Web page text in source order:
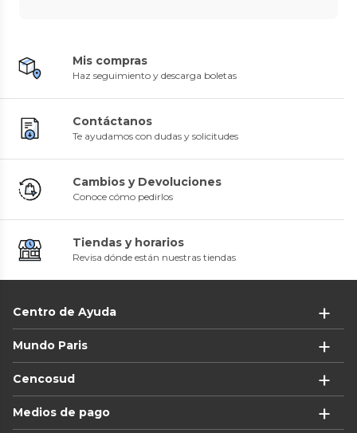
Mis compras
Haz seguimiento y descarga boletas
Contáctanos
Te ayudamos con dudas y solicitudes
Cambios y Devoluciones
Conoce cómo pedirlos
Tiendas y horarios
Revisa dónde están nuestras tiendas
Centro de Ayuda
Mundo Paris
Cencosud
Medios de pago